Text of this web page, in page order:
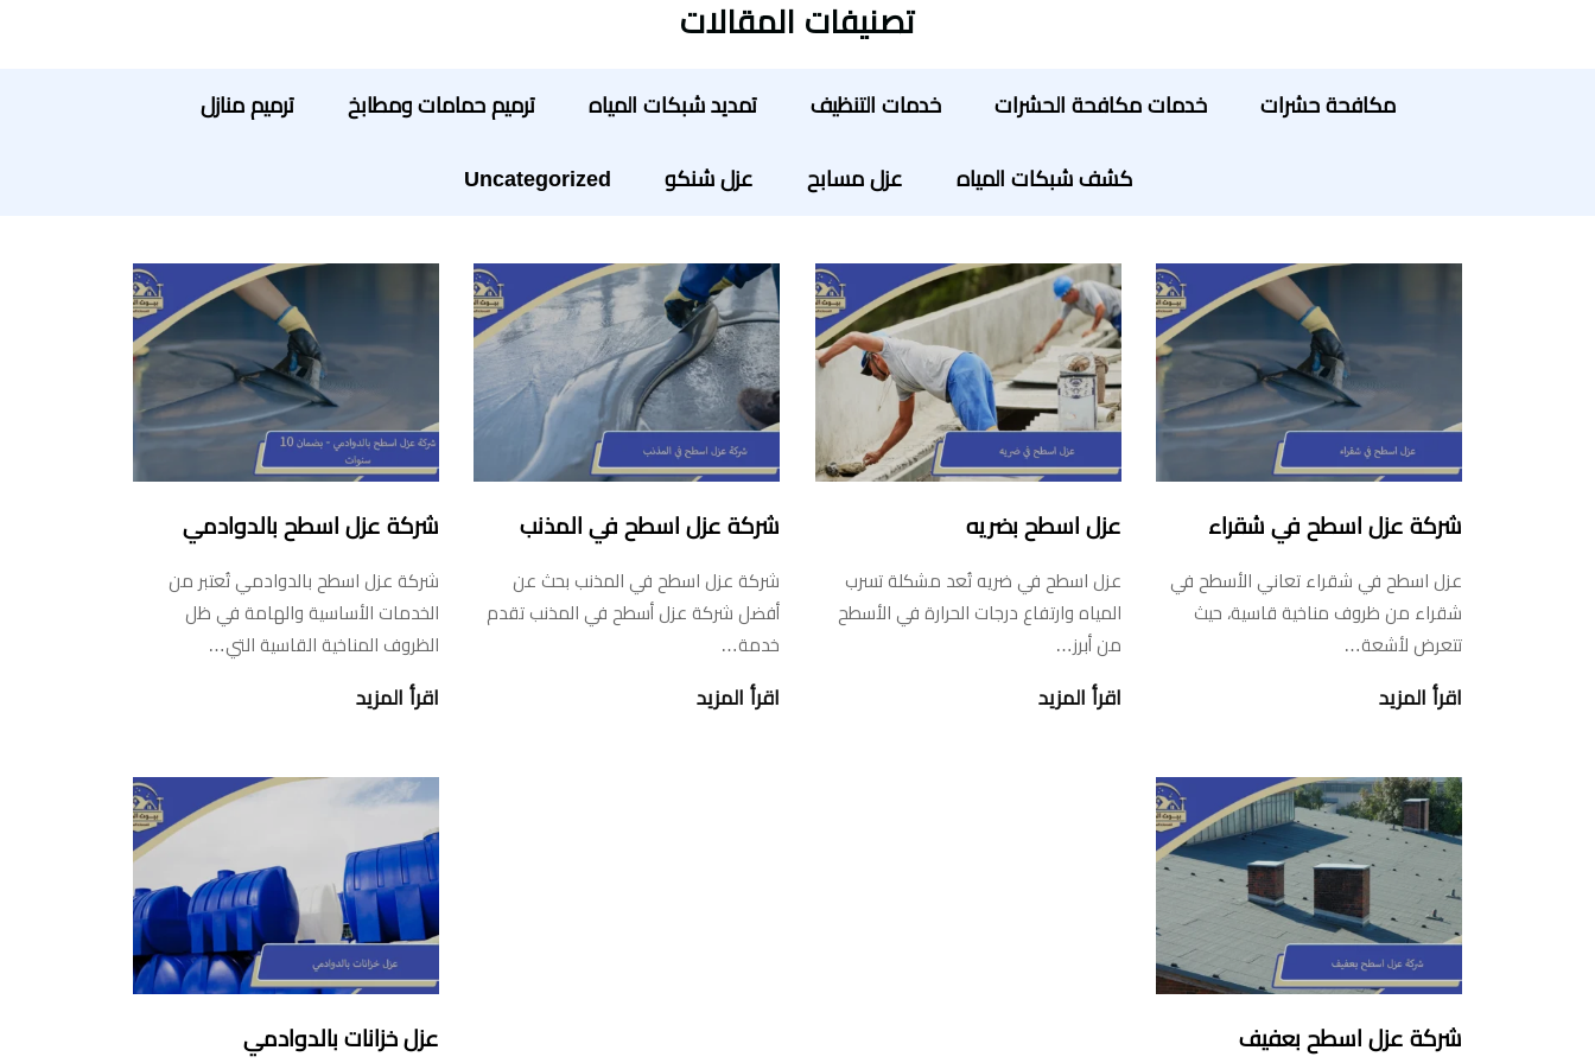
تصنيفات المقالات
مكافحة حشرات خدمات مكافحة الحشرات خدمات التنظيف تمديد شبكات المياه ترميم حمامات ومطابخ ترميم منازل
كشف شبكات المياه عزل مسابح عزل شنكو Uncategorized
شركة عزل اسطح في شقراء
عزل اسطح في شقراء تعاني الأسطح في
شقراء من ظروف مناخية قاسية، حيث
تتعرض لأشعة…
اقرأ المزيد
عزل اسطح بضريه
عزل اسطح في ضريه تُعد مشكلة تسرب
المياه وارتفاع درجات الحرارة في الأسطح
من أبرز…
اقرأ المزيد
شركة عزل اسطح في المذنب
شركة عزل اسطح في المذنب بحث عن
أفضل شركة عزل أسطح في المذنب تقدم
خدمة…
اقرأ المزيد
شركة عزل اسطح بالدوادمي
شركة عزل اسطح بالدوادمي تُعتبر من
الخدمات الأساسية والهامة في ظل
الظروف المناخية القاسية التي…
اقرأ المزيد
شركة عزل اسطح بعفيف عزل خزانات بالدوادمي